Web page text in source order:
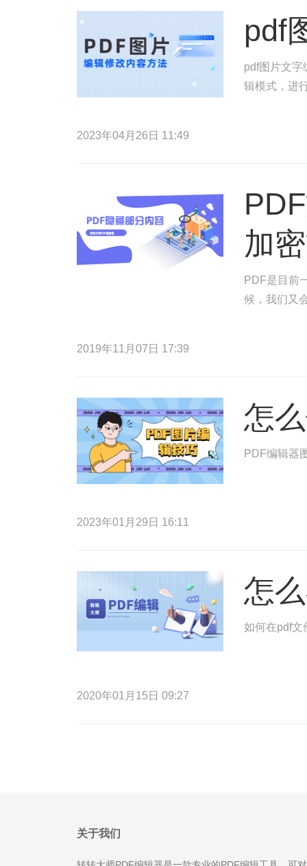
pdf
pdf图片文字
辑模式，进
2023年04月26日 11:49
加
PDF是目前
候，我们又
2019年11月07日 17:39
怎
PDF编辑器
2023年01月29日 16:11
怎
如何在pdf文
2020年01月15日 09:27
关于我们